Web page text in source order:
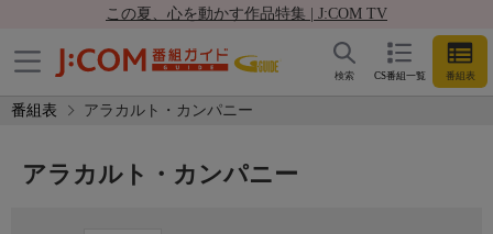
この夏、心を動かす作品特集 | J:COM TV
CS番組一覧 番組表
検索
番組表 アラカルト・カンパニー
アラカルト・カンパニー